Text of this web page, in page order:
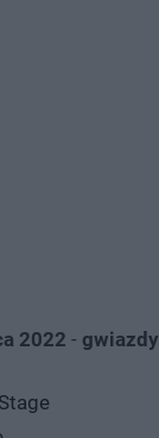
2022 - gwiazdy